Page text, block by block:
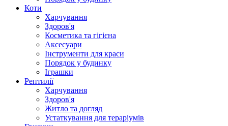
Коти
Харчування
Здоров'я
Косметика та гігієна
Аксесуари
Інструменти для краси
Порядок у будинку
Іграшки
Рептилії
Харчування
Здоров'я
Житло та догляд
Устаткування для тераріумів